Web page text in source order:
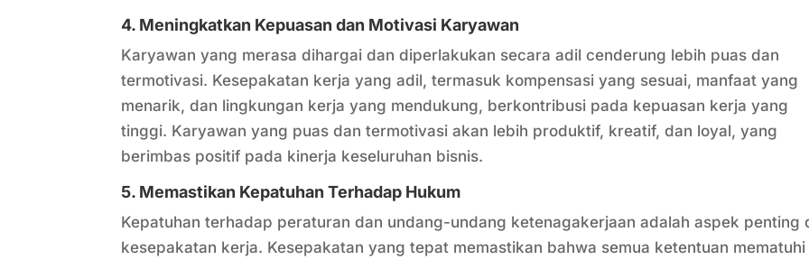
4. Meningkatkan Kepuasan dan Motivasi Karyawan
Karyawan yang merasa dihargai dan diperlakukan secara adil cenderung lebih puas dan
termotivasi. Kesepakatan kerja yang adil, termasuk kompensasi yang sesuai, manfaat yang
menarik, dan lingkungan kerja yang mendukung, berkontribusi pada kepuasan kerja yang
tinggi. Karyawan yang puas dan termotivasi akan lebih produktif, kreatif, dan loyal, yang
berimbas positif pada kinerja keseluruhan bisnis.
5. Memastikan Kepatuhan Terhadap Hukum
Kepatuhan terhadap peraturan dan undang-undang ketenagakerjaan adalah aspek penting
kesepakatan kerja. Kesepakatan yang tepat memastikan bahwa semua ketentuan mematuhi